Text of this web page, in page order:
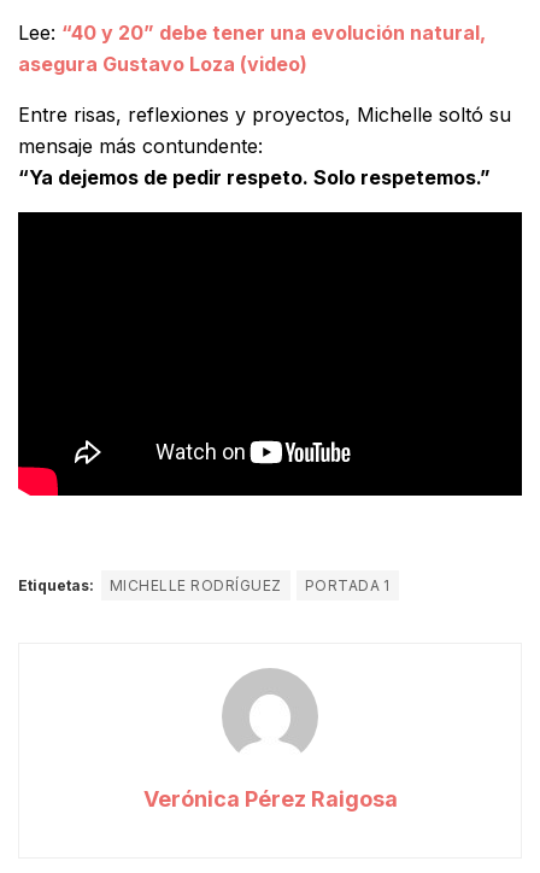
Lee: “40 y 20” debe tener una evolución natural,
asegura Gustavo Loza (video)
Entre risas, reflexiones y proyectos, Michelle soltó su
mensaje más contundente:
“Ya dejemos de pedir respeto. Solo respetemos.”
Etiquetas: MICHELLE RODRÍGUEZ PORTADA 1
Verónica Pérez Raigosa